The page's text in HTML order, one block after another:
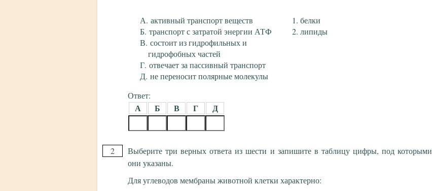
активный транспорт веществ
транспорт с затратой энергии АТФ
состоит из гидрофильных и
гидрофобных частей
отвечает за пассивный транспорт
не переносит полярные молекулы
белки
липиды
Ответ:
А Б В Г Д
2
Выберите три верных ответа из шести и запишите в таблицу цифры, под которыми
они указаны.
Для углеводов мембраны животной клетки характерно: